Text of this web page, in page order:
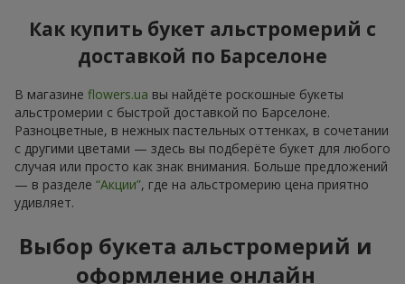
Как купить букет альстромерий с
доставкой по Барселоне
В магазине flowers.ua вы найдёте роскошные букеты
альстромерии с быстрой доставкой по Барселоне.
Разноцветные, в нежных пастельных оттенках, в сочетании
с другими цветами — здесь вы подберёте букет для любого
случая или просто как знак внимания. Больше предложений
— в разделе “Акции”, где на альстромерию цена приятно
удивляет.
Выбор букета альстромерий и
оформление онлайн